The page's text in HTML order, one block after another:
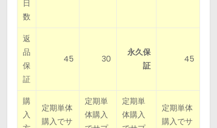
日
数
返
品
保
証
45 30
永久保
証
45
購
入
定期単体
購入でサ
定期単
体購入
定期単
体購入
定期単体
購入でサ